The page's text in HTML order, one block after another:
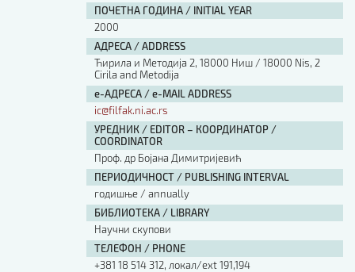
ПОЧЕТНА ГОДИНА / INITIAL YEAR
2000
АДРЕСА / ADDRESS
Ћирила и Методија 2, 18000 Ниш / 18000 Nis, 2
Cirila and Metodija
е-АДРЕСА / e-MAIL ADDRESS
ic@filfak.ni.ac.rs
УРЕДНИК / EDITOR – КООРДИНАТОР /
COORDINATOR
Проф. др Бојана Димитријевић
ПЕРИОДИЧНОСТ / PUBLISHING INTERVAL
годишње / annually
БИБЛИОТЕКА / LIBRARY
Научни скупови
ТЕЛЕФОН / PHONE
+381 18 514 312, локал/ext 191,194